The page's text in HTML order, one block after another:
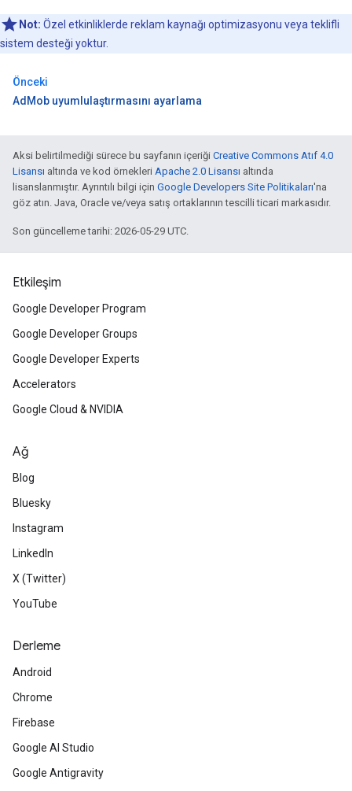
Not: Özel etkinliklerde reklam kaynağı optimizasyonu veya teklifli
sistem desteği yoktur.
Önceki
AdMob uyumlulaştırmasını ayarlama
Aksi belirtilmediği sürece bu sayfanın içeriği Creative Commons Atıf 4.0
Lisansı altında ve kod örnekleri Apache 2.0 Lisansı altında
lisanslanmıştır. Ayrıntılı bilgi için Google Developers Site Politikaları'na
göz atın. Java, Oracle ve/veya satış ortaklarının tescilli ticari markasıdır.
Son güncelleme tarihi: 2026-05-29 UTC.
Etkileşim
Google Developer Program
Google Developer Groups
Google Developer Experts
Accelerators
Google Cloud & NVIDIA
Ağ
Blog
Bluesky
Instagram
LinkedIn
X (Twitter)
YouTube
Derleme
Android
Chrome
Firebase
Google AI Studio
Google Antigravity